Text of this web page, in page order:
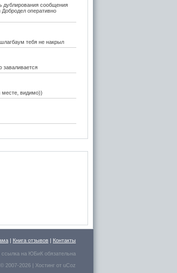
дублирования сообщения
оперативно
тебя не накрыл
заваливается
месте, видимо))
что это гриб в листьях
| Книга отзывов | Контакты
ссылка на ЮБиК обязательна
2007-2026 | Хостинг от uCoz